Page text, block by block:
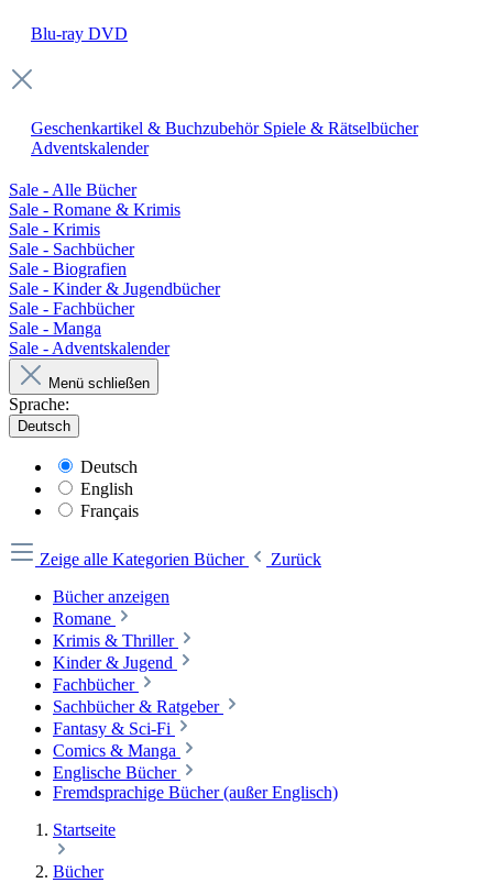
Blu-ray DVD
Geschenkartikel & Buchzubehör Spiele & Rätselbücher
Adventskalender
Sale - Alle Bücher
Sale - Romane & Krimis
Sale - Krimis
Sale - Sachbücher
Sale - Biografien
Sale - Kinder & Jugendbücher
Sale - Fachbücher
Sale - Manga
Sale - Adventskalender
Menü schließen
Sprache:
Deutsch
Deutsch
English
Français
Zeige alle Kategorien Bücher
Zurück
Bücher anzeigen
Romane
Krimis & Thriller
Kinder & Jugend
Fachbücher
Sachbücher & Ratgeber
Fantasy & Sci-Fi
Comics & Manga
Englische Bücher
Fremdsprachige Bücher (außer Englisch)
Startseite
Bücher